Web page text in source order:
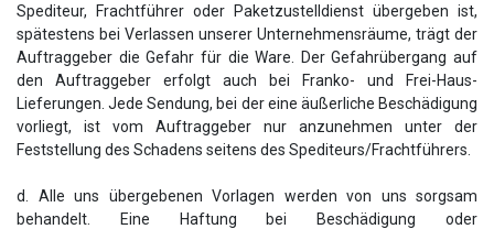
Spediteur, Frachtführer oder Paketzustelldienst übergeben ist,
spätestens bei Verlassen unserer Unternehmensräume, trägt der
Auftraggeber die Gefahr für die Ware. Der Gefahrübergang auf
den Auftraggeber erfolgt auch bei Franko- und Frei-Haus-
Lieferungen. Jede Sendung, bei der eine äußerliche Beschädigung
vorliegt, ist vom Auftraggeber nur anzunehmen unter der
Feststellung des Schadens seitens des Spediteurs/Frachtführers.
d. Alle uns übergebenen Vorlagen werden von uns sorgsam
behandelt. Eine Haftung bei Beschädigung oder